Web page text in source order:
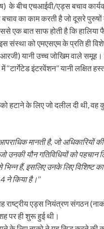
के बीच एचआईवी/एड्स बचाव
का काम करती है जो दूसरे
एक बात साफ होती है कि हालिया
संस्था को एमएसएम के प्रति ही
यानी उच्च जोखिम वाले
इंटरवेंशन’’ यानी लक्षित
हटाने के लिए जो दलील दी थी, वह
मानती है, जो अधिकारियों
यौन गतिविधियों को पहचान
हैं, इसलिए उनके लिए विशिष्ट
ने किया है।’’
राष्ट्रीय एड्स नियंत्रण संगठन
पर ही शुरू हुई थी।